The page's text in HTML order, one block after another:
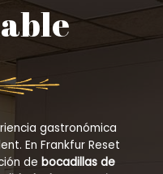
gastronómica
En Frankfur Reset
de bocadillas de